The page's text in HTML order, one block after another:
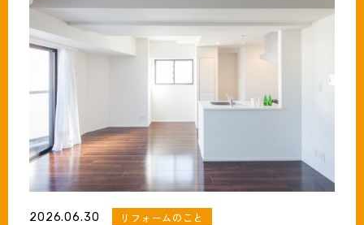
2026.06.30 リフォームのこと